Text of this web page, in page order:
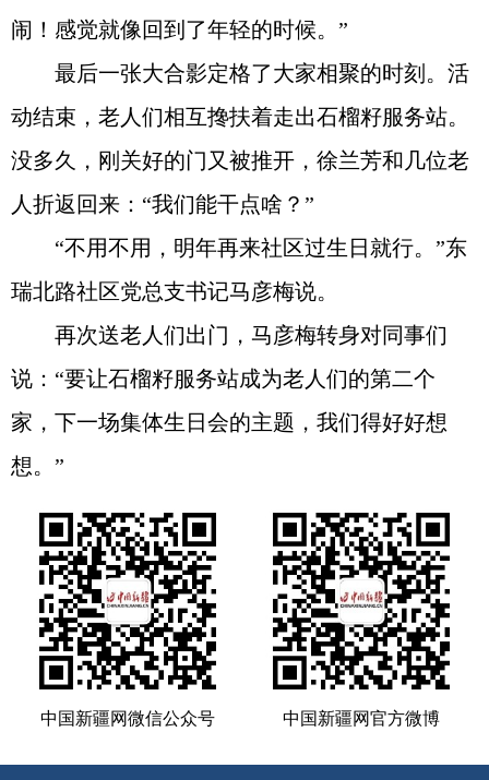
闹！感觉就像回到了年轻的时候。”
最后一张大合影定格了大家相聚的时刻。活
动结束，老人们相互搀扶着走出石榴籽服务站。
没多久，刚关好的门又被推开，徐兰芳和几位老
人折返回来：“我们能干点啥？”
“不用不用，明年再来社区过生日就行。”东
瑞北路社区党总支书记马彦梅说。
再次送老人们出门，马彦梅转身对同事们
说：“要让石榴籽服务站成为老人们的第二个
家，下一场集体生日会的主题，我们得好好想
想。”
中国新疆网微信公众号 中国新疆网官方微博